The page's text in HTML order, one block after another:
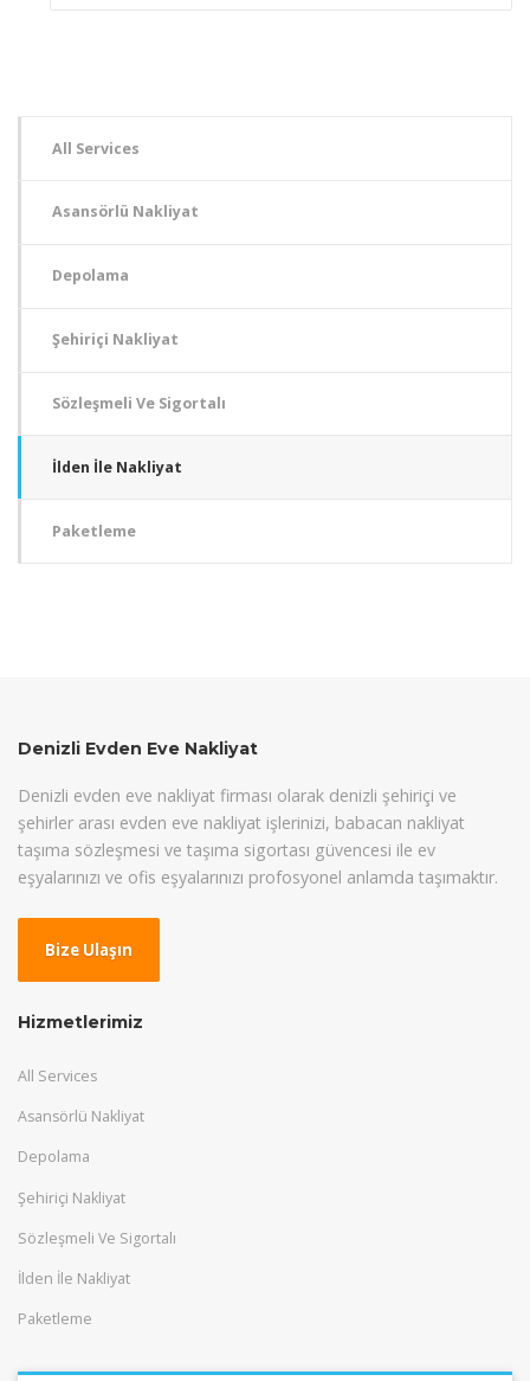
All Services
Asansörlü Nakliyat
Depolama
Şehiriçi Nakliyat
Sözleşmeli Ve Sigortalı
İlden İle Nakliyat
Paketleme
Denizli Evden Eve Nakliyat
Denizli evden eve nakliyat firması olarak denizli şehiriçi ve
şehirler arası evden eve nakliyat işlerinizi, babacan nakliyat
taşıma sözleşmesi ve taşıma sigortası güvencesi ile ev
eşyalarınızı ve ofis eşyalarınızı profosyonel anlamda taşımaktır.
Bize Ulaşın
Hizmetlerimiz
All Services
Asansörlü Nakliyat
Depolama
Şehiriçi Nakliyat
Sözleşmeli Ve Sigortalı
İlden İle Nakliyat
Paketleme